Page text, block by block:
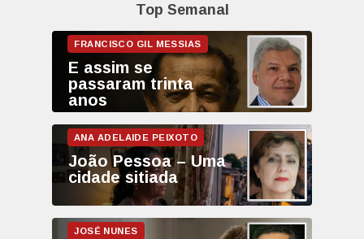
Top Semanal
E assim se
passaram trinta
anos
João Pessoa – Uma
cidade sitiada